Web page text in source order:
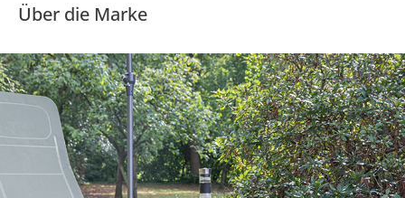
Über die Marke